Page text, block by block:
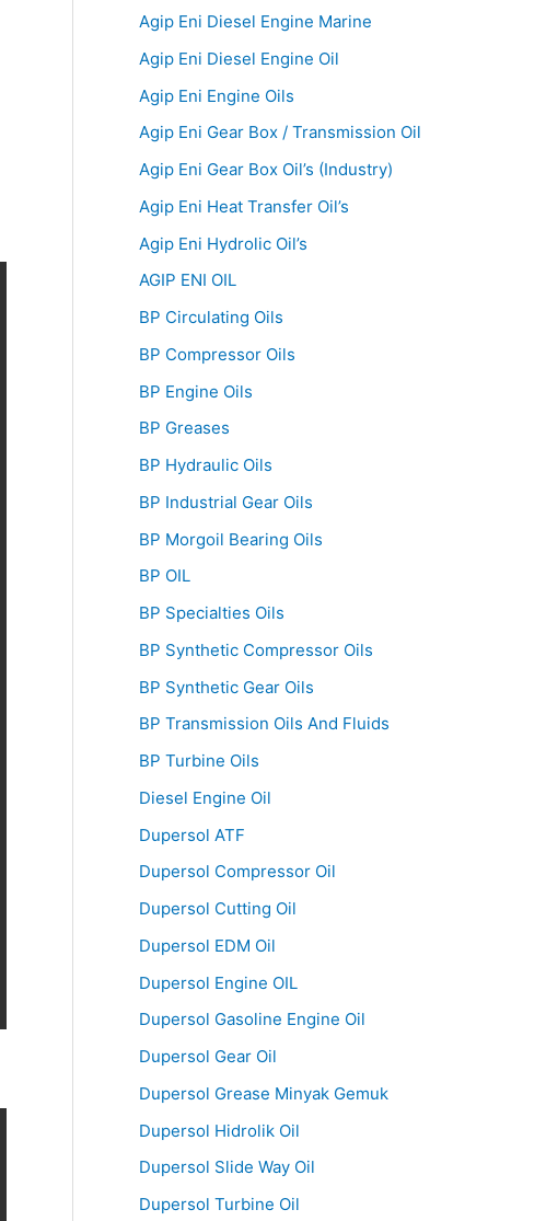
Agip Eni Diesel Engine Marine
Agip Eni Diesel Engine Oil
Agip Eni Engine Oils
Agip Eni Gear Box / Transmission Oil
Agip Eni Gear Box Oil’s (Industry)
Agip Eni Heat Transfer Oil’s
Agip Eni Hydrolic Oil’s
AGIP ENI OIL
BP Circulating Oils
BP Compressor Oils
BP Engine Oils
BP Greases
BP Hydraulic Oils
BP Industrial Gear Oils
BP Morgoil Bearing Oils
BP OIL
BP Specialties Oils
BP Synthetic Compressor Oils
BP Synthetic Gear Oils
BP Transmission Oils And Fluids
BP Turbine Oils
Diesel Engine Oil
Dupersol ATF
Dupersol Compressor Oil
Dupersol Cutting Oil
Dupersol EDM Oil
Dupersol Engine OIL
Dupersol Gasoline Engine Oil
Dupersol Gear Oil
Dupersol Grease Minyak Gemuk
Dupersol Hidrolik Oil
Dupersol Slide Way Oil
Dupersol Turbine Oil